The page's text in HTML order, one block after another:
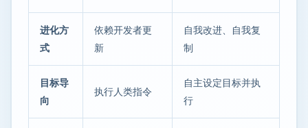
进化方
式
依赖开发者更
新
自我改进、自我复
制
目标导
向
执行人类指令
自主设定目标并执
行